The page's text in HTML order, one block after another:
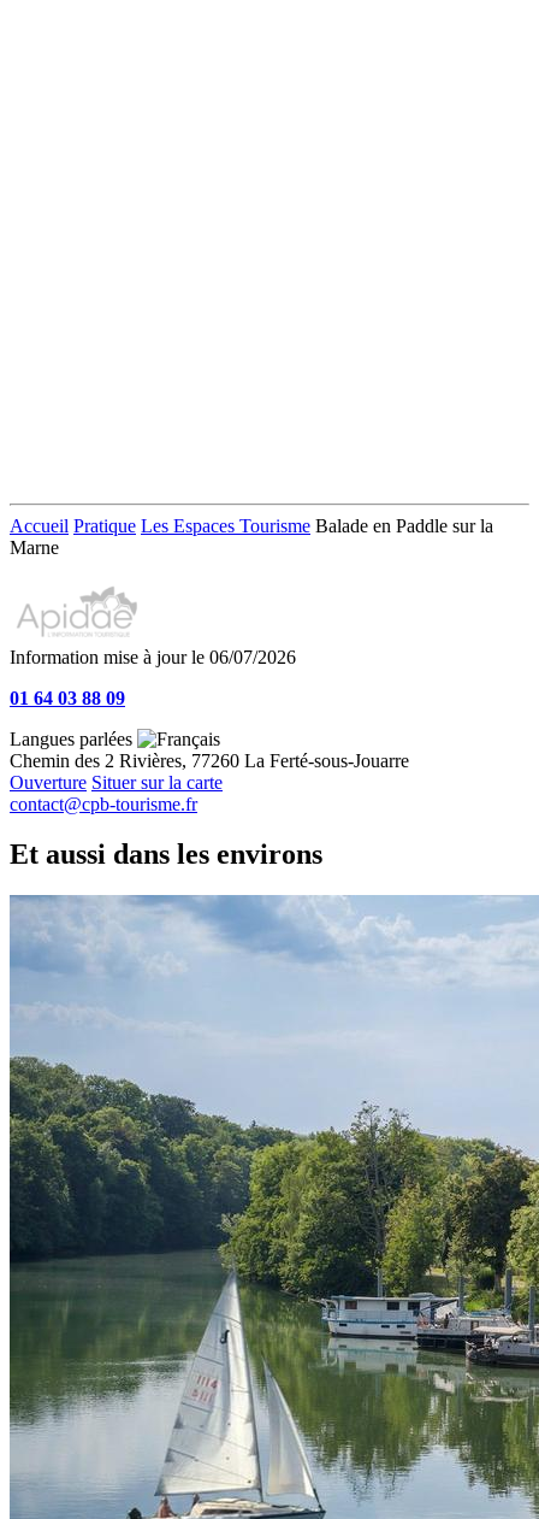
Accueil Pratique Les Espaces Tourisme Balade en Paddle sur la
Marne
Information mise à jour le 06/07/2026
01 64 03 88 09
Langues parlées
Chemin des 2 Rivières, 77260 La Ferté-sous-Jouarre
Ouverture Situer sur la carte
contact@cpb-tourisme.fr
Et aussi dans les environs